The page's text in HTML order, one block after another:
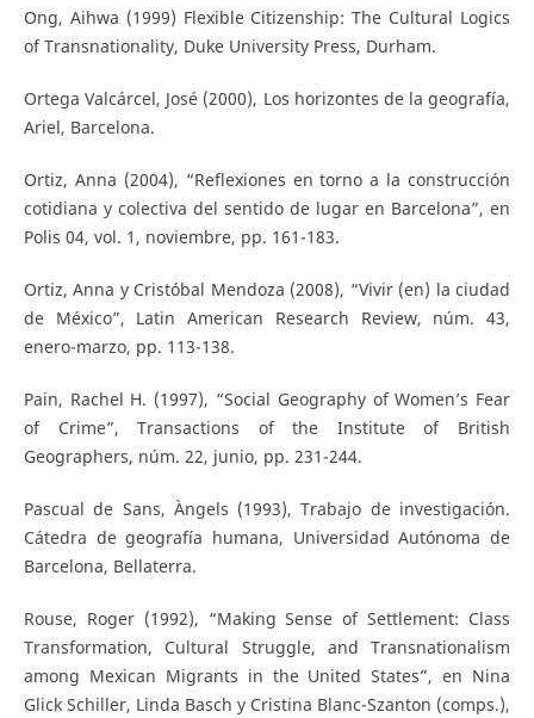
Ong, Aihwa (1999) Flexible Citizenship: The Cultural Logics
of Transnationality, Duke University Press, Durham.
Ortega Valcárcel, José (2000), Los horizontes de la geografía,
Ariel, Barcelona.
Ortiz, Anna (2004), “Reflexiones en torno a la construcción
cotidiana y colectiva del sentido de lugar en Barcelona”, en
Polis 04, vol. 1, noviembre, pp. 161-183.
Ortiz, Anna y Cristóbal Mendoza (2008), “Vivir (en) la ciudad
de México”, Latin American Research Review, núm. 43,
enero-marzo, pp. 113-138.
Pain, Rachel H. (1997), “Social Geography of Women’s Fear
of Crime”, Transactions of the Institute of British
Geographers, núm. 22, junio, pp. 231-244.
Pascual de Sans, Àngels (1993), Trabajo de investigación.
Cátedra de geografía humana, Universidad Autónoma de
Barcelona, Bellaterra.
Rouse, Roger (1992), “Making Sense of Settlement: Class
Transformation, Cultural Struggle, and Transnationalism
among Mexican Migrants in the United States”, en Nina
Glick Schiller, Linda Basch y Cristina Blanc-Szanton (comps.),